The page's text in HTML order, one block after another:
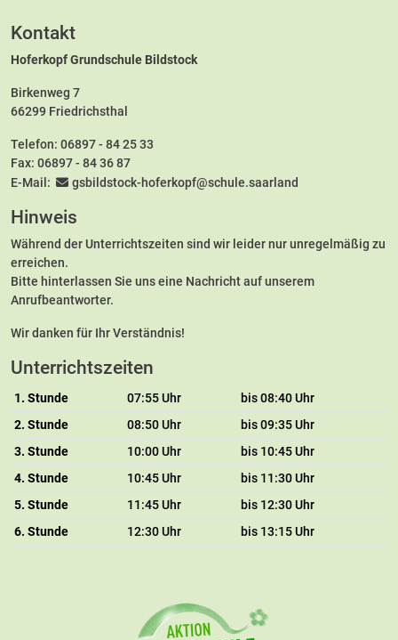
Kontakt
Hoferkopf Grundschule Bildstock
Birkenweg 7
66299 Friedrichsthal
Telefon: 06897 - 84 25 33
Fax: 06897 - 84 36 87
E-Mail:
gsbildstock-hoferkopf@schule.saarland
Hinweis
Während der Unterrichtszeiten sind wir leider nur unregelmäßig zu
erreichen.
Bitte hinterlassen Sie uns eine Nachricht auf unserem
Anrufbeantworter.
Wir danken für Ihr Verständnis!
Unterrichtszeiten
1. Stunde 07:55 Uhr
bis 08:40 Uhr
2. Stunde
08:50 Uhr
bis 09:35 Uhr
3. Stunde
10:00 Uhr
bis 10:45 Uhr
4. Stunde
10:45 Uhr
bis 11:30 Uhr
5. Stunde
11:45 Uhr
bis 12:30 Uhr
6. Stunde
12:30 Uhr bis 13:15 Uhr